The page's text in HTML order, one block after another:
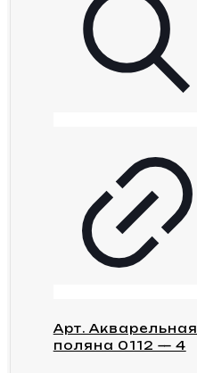
Арт. Акварельная
поляна 0112 — 4